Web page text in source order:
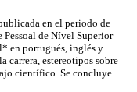
en el periodo de
Pessoal de Nível Superior
en portugués, inglés y
carrera, estereotipos sobre
científico. Se concluye